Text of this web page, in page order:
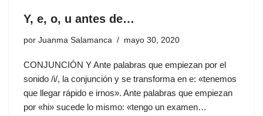
Y, e, o, u antes de…
por Juanma Salamanca mayo 30, 2020
CONJUNCIÓN Y Ante palabras que empiezan por el
sonido /i/, la conjunción y se transforma en e: «tenemos
que llegar rápido e irnos». Ante palabras que empiezan
por «hi» sucede lo mismo: «tengo un examen…